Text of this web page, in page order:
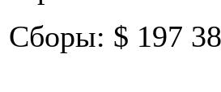
Сборы: $ 197